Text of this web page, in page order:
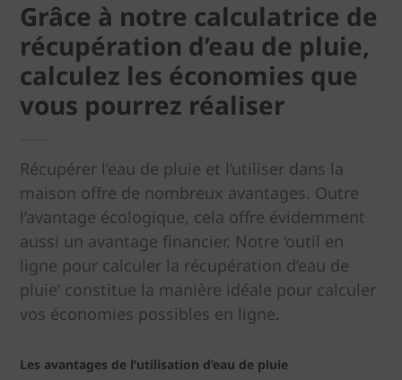
Grâce à notre calculatrice de
récupération d’eau de pluie,
calculez les économies que
vous pourrez réaliser
Récupérer l’eau de pluie et l’utiliser dans la
maison offre de nombreux avantages. Outre
l’avantage écologique, cela offre évidemment
aussi un avantage financier. Notre ‘outil en
ligne pour calculer la récupération d’eau de
pluie’ constitue la manière idéale pour calculer
vos économies possibles en ligne.
Les avantages de l’utilisation d’eau de pluie